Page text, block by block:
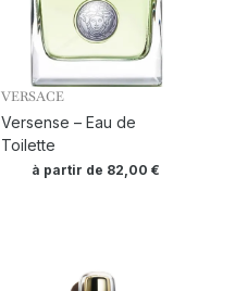
VERSACE
Versense – Eau de
Toilette
à partir de 82,00€